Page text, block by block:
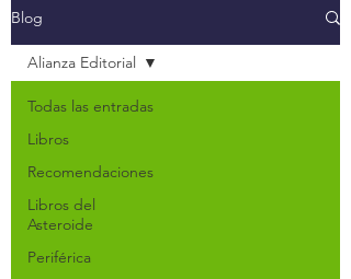
Blog
Todas las entradas
Libros
Recomendaciones
Libros del
Asteroide
Periférica
Alianza Editorial